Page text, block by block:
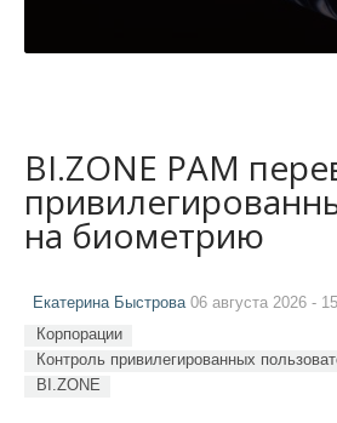
BI.ZONE PAM
на биометрию
Екатерина Быстрова06 августа 2026 -
Корпорации
Контроль привилегированных
BI.ZONE